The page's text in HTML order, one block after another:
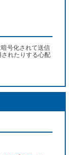
号化されて送信
れたりする心配